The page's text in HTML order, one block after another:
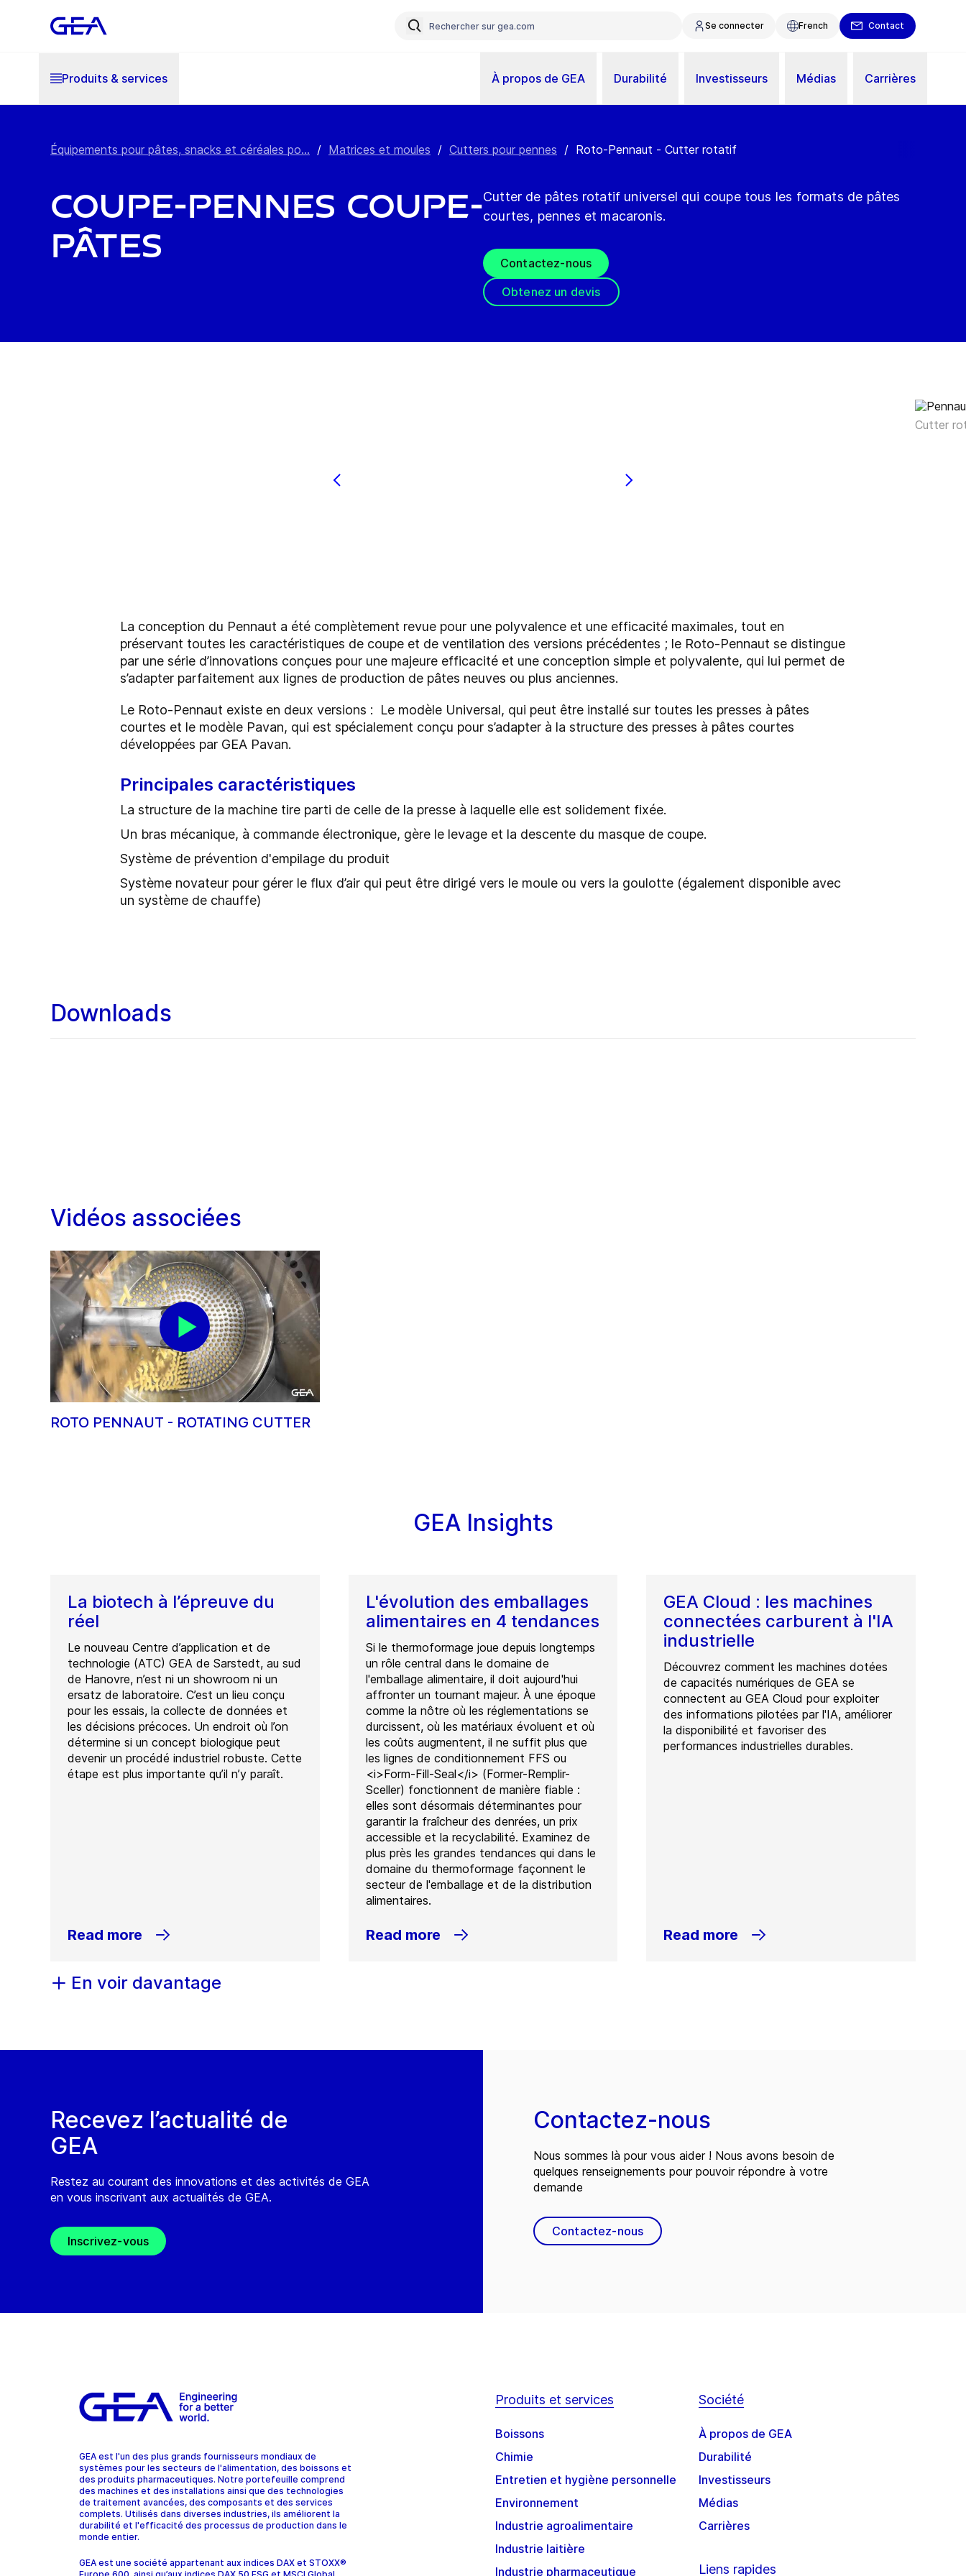
Se connecter French Contact
Produits & services À propos de GEA Durabilité Investisseurs Médias Carrières
Équipements pour pâtes, snacks et céréales po... / Matrices et moules / Cutters pour pennes / Roto-Pennaut - Cutter rotatif
Coupe-pennes coupe-
pâtes
Cutter de pâtes rotatif universel qui coupe tous les formats de pâtes
courtes, pennes et macaronis.
Contactez-nous
Obtenez un devis
Cutter
La conception du Pennaut a été complètement revue pour une polyvalence et une efficacité maximales, tout en
préservant toutes les caractéristiques de coupe et de ventilation des versions précédentes ; le Roto-Pennaut se distingue
par une série d’innovations conçues pour une majeure efficacité et une conception simple et polyvalente, qui lui permet de
s’adapter parfaitement aux lignes de production de pâtes neuves ou plus anciennes.
Le Roto-Pennaut existe en deux versions : Le modèle Universal, qui peut être installé sur toutes les presses à pâtes
courtes et le modèle Pavan, qui est spécialement conçu pour s’adapter à la structure des presses à pâtes courtes
développées par GEA Pavan.
Principales caractéristiques
La structure de la machine tire parti de celle de la presse à laquelle elle est solidement fixée.
Un bras mécanique, à commande électronique, gère le levage et la descente du masque de coupe.
Système de prévention d'empilage du produit
Système novateur pour gérer le flux d’air qui peut être dirigé vers le moule ou vers la goulotte (également disponible avec
un système de chauffe)
Downloads
Vidéos associées
ROTO PENNAUT - ROTATING CUTTER
GEA Insights
La biotech à l’épreuve du
réel
Le nouveau Centre d’application et de
technologie (ATC) GEA de Sarstedt, au sud
de Hanovre, n’est ni un showroom ni un
ersatz de laboratoire. C’est un lieu conçu
pour les essais, la collecte de données et
les décisions précoces. Un endroit où l’on
détermine si un concept biologique peut
devenir un procédé industriel robuste. Cette
étape est plus importante qu’il n’y paraît.
Read more
L'évolution des emballages
alimentaires en 4 tendances
Si le thermoformage joue depuis longtemps
un rôle central dans le domaine de
l'emballage alimentaire, il doit aujourd'hui
affronter un tournant majeur. À une époque
comme la nôtre où les réglementations se
durcissent, où les matériaux évoluent et où
les coûts augmentent, il ne suffit plus que
les lignes de conditionnement FFS ou
<i>Form-Fill-Seal</i> (Former-Remplir-
Sceller) fonctionnent de manière fiable :
elles sont désormais déterminantes pour
garantir la fraîcheur des denrées, un prix
accessible et la recyclabilité. Examinez de
plus près les grandes tendances qui dans le
domaine du thermoformage façonnent le
secteur de l'emballage et de la distribution
alimentaires.
Read more
GEA Cloud : les machines
connectées carburent à l'IA
industrielle
Découvrez comment les machines dotées
de capacités numériques de GEA se
connectent au GEA Cloud pour exploiter
des informations pilotées par l'IA, améliorer
la disponibilité et favoriser des
performances industrielles durables.
Read more
En voir davantage
Recevez l’actualité de
GEA
Restez au courant des innovations et des activités de GEA
en vous inscrivant aux actualités de GEA.
Inscrivez-vous
Contactez-nous
Nous sommes là pour vous aider ! Nous avons besoin de
quelques renseignements pour pouvoir répondre à votre
demande
Contactez-nous
GEA est l'un des plus grands fournisseurs mondiaux de
systèmes pour les secteurs de l'alimentation, des boissons et
des produits pharmaceutiques. Notre portefeuille comprend
des machines et des installations ainsi que des technologies
de traitement avancées, des composants et des services
complets. Utilisés dans diverses industries, ils améliorent la
durabilité et l'efficacité des processus de production dans le
monde entier.
GEA est une société appartenant aux indices DAX et STOXX®
Produits et services
Boissons
Chimie
Entretien et hygiène personnelle
Environnement
Industrie agroalimentaire
Industrie laitière
Industrie pharmaceutique
Société
À propos de GEA
Durabilité
Investisseurs
Médias
Carrières
Liens rapides